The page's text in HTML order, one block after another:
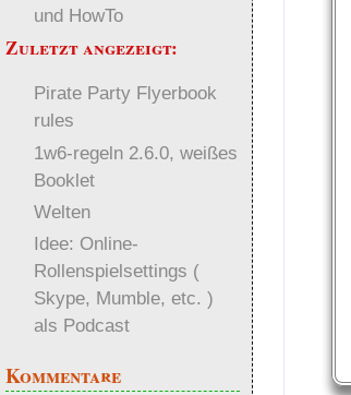
und HowTo
Zuletzt angezeigt:
Pirate Party Flyerbook
rules
1w6-regeln 2.6.0, weißes
Booklet
Welten
Idee: Online-
Rollenspielsettings (
Skype, Mumble, etc. )
als Podcast
Kommentare